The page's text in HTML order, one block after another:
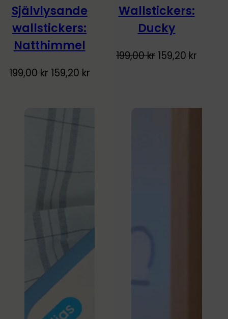
-20%
Lyser i mörkret!
Självlysande
wallstickers:
Natthimmel
199,00kr Original
159,20 krCurrent
-20%
Wallstickers:
Ducky
199,00kr Original
159,20 kr